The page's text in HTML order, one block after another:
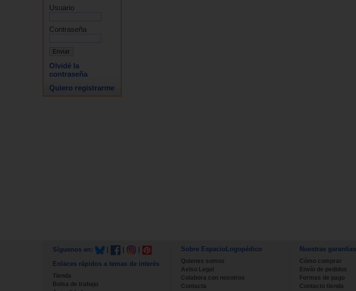
Usuario
Contraseña
Olvidé la
contraseña
Quiero registrarme
Síguenos en:
Enlaces rápidos a temas de interés
Tienda
Bolsa de trabajo
Sobre EspacioLogopédico
Quienes somos
Aviso Legal
Colabora con nosotros
Contacta
Nuestras garantías
Cómo comprar
Envío de pedidos
Formas de pago
Contacto tienda